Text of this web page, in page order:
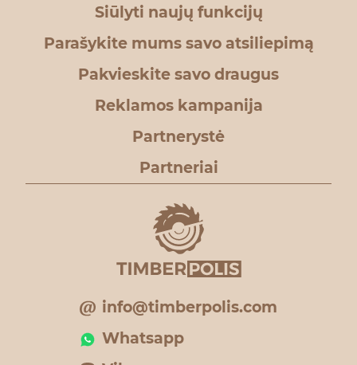
Siūlyti naujų funkcijų
Parašykite mums savo atsiliepimą
Pakvieskite savo draugus
Reklamos kampanija
Partnerystė
Partneriai
info@timberpolis.com
Whatsapp